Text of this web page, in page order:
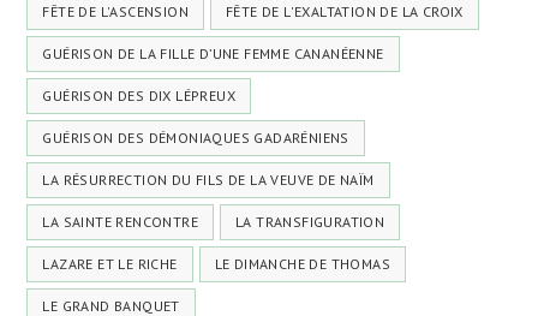
FÊTE DE L'ASCENSION FÊTE DE L'EXALTATION DE LA CROIX
GUÉRISON DE LA FILLE D’UNE FEMME CANANÉENNE
GUÉRISON DES DIX LÉPREUX
GUÉRISON DES DÉMONIAQUES GADARÉNIENS
LA RÉSURRECTION DU FILS DE LA VEUVE DE NAÏM
LA SAINTE RENCONTRE LA TRANSFIGURATION
LAZARE ET LE RICHE LE DIMANCHE DE THOMAS
LE GRAND BANQUET